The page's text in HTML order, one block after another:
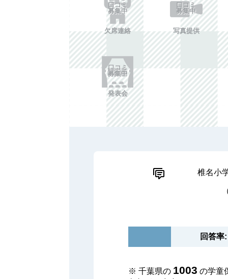
口コミ
募集中
欠席連絡
口コミ
募集中
写真提供
口コミ
募集中
発表会
椎名小
回答率
※ 千葉県の 1003 の学童